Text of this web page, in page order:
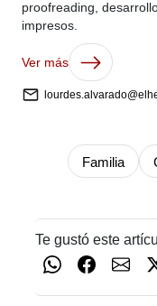
proofreading,
impresos.
Ver más
Familia
Te gustó este